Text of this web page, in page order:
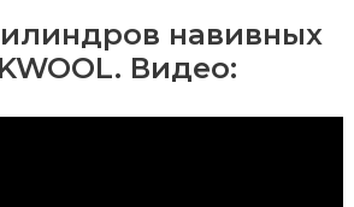
навивных
Видео: